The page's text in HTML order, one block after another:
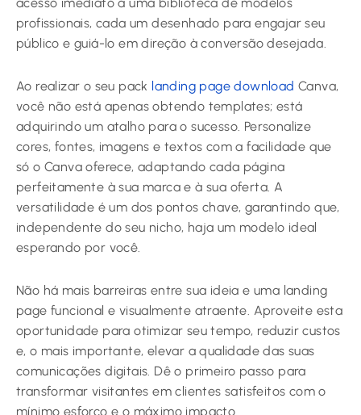
profissionais, cada um desenhado para engajar seu
público e guiá-lo em direção à conversão desejada.
Ao realizar o seu pack landing page download Canva,
você não está apenas obtendo templates; está
adquirindo um atalho para o sucesso. Personalize
cores, fontes, imagens e textos com a facilidade que
só o Canva oferece, adaptando cada página
perfeitamente à sua marca e à sua oferta. A
versatilidade é um dos pontos chave, garantindo que,
independente do seu nicho, haja um modelo ideal
esperando por você.
Não há mais barreiras entre sua ideia e uma landing
page funcional e visualmente atraente. Aproveite esta
oportunidade para otimizar seu tempo, reduzir custos
e, o mais importante, elevar a qualidade das suas
comunicações digitais. Dê o primeiro passo para
transformar visitantes em clientes satisfeitos com o
mínimo esforço e o máximo impacto.